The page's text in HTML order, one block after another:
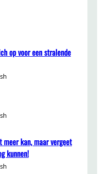
op voor een stralende
kan, maar vergeet
kunnen!